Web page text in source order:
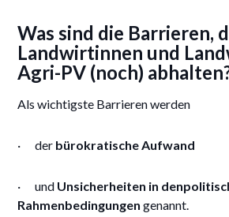
Was sind die Barrieren,
Landwirtinnen und
Agri-PV (noch)
Als wichtigste Barrieren werden
· der bürokratische Aufwand
· und Unsicherheiten in
Rahmenbedingungen genannt.